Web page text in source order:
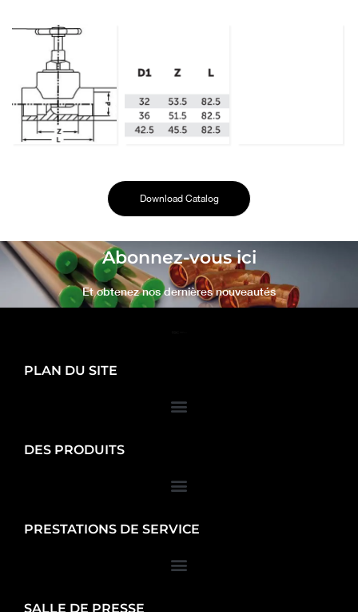
Download Catalog
Abonnez-vous ici
Et obtenez nos dernières nouveautés
PLAN DU SITE
DES PRODUITS
PRESTATIONS DE SERVICE
SALLE DE PRESSE